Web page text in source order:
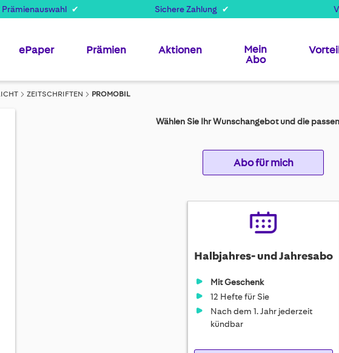
Prämienauswahl Sichere Zahlung
ePaper Prämien Aktionen
Mein
Abo
ZEITSCHRIFTEN PROMOBIL
Wählen Sie Ihr Wunschangebot und die
Abo für mich
Halbjahres- und Jahresabo
Mit Geschenk
12 Hefte für Sie
Nach dem 1. Jahr jederzeit
kündbar